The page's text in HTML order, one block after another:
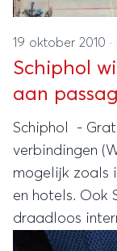
19 oktober 2010 ·
Schiphol
aan
Schiphol -
verbindingen (Wifi)
mogelijk zoals
en hotels. Ook Schiphol wil graag gratis
draadloos